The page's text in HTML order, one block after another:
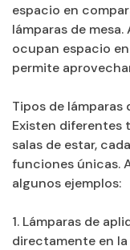
espacio en
lámparas de
ocupan espacio
permite
Tipos de lámparas
Existen diferentes
salas de estar,
funciones únicas.
algunos ejemplos:
1. Lámparas de
directamente en